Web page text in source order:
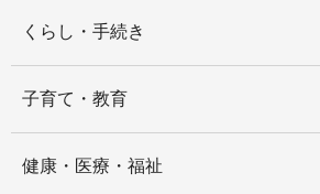
くらし・手続き
子育て・教育
健康・医療・福祉